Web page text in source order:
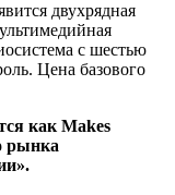
двухрядная
с шестью
Цена базового
как Makes
рынка